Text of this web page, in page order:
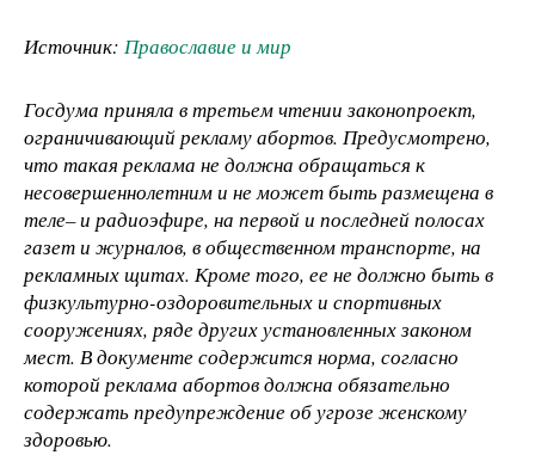
Источник: Православие и мир
Госдума приняла в третьем чтении законопроект,
ограничивающий рекламу абортов. Предусмотрено,
что такая реклама не должна обращаться к
несовершеннолетним и не может быть размещена в
теле– и радиоэфире, на первой и последней полосах
газет и журналов, в общественном транспорте, на
рекламных щитах. Кроме того, ее не должно быть в
физкультурно-оздоровительных и спортивных
сооружениях, ряде других установленных законом
мест. В документе содержится норма, согласно
которой реклама абортов должна обязательно
содержать предупреждение об угрозе женскому
здоровью.